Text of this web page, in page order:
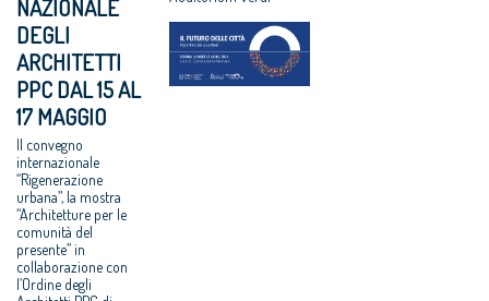
NAZIONALE
DEGLI
ARCHITETTI
PPC DAL 15 AL
17 MAGGIO
Il convegno
internazionale
“Rigenerazione
urbana”, la mostra
“Architetture per le
comunità del
presente” in
collaborazione con
l’Ordine degli